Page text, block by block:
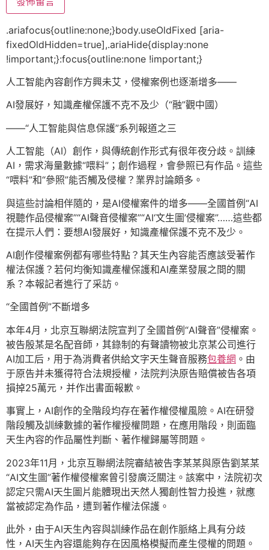
.ariafocus{outline:none;}body.useOldFixed [aria-
fixedOldHidden=true],.ariaHide{display:none
!important;}:focus{outline:none !important;}
人工智能內容創作方興未艾，侵權案例也逐漸增多——
AI發展好，知識產權保護不克不及少（“融”觀中國）
——“人工智能與信息保護”系列報道之三
人工智能（AI）創作，與傳統創作形式有很年夜分歧。訓練
AI，需求海量數據“喂料”；創作過程，會參照已有作品。這些
“喂料”和“參照”能否觸及侵權？業界討論頗多。
與這些討論相伴隨的，是AI侵權案件的增多——全國首例“AI
視聽作品侵權案”“AI聲音侵權案”“AI‘文生圖’侵權案”……這些都
在提示人們：要想AI發展好，知識產權保護不克不及少。
AI創作侵權案例都有哪些特點？其天生內容能否應該受著作
權法保護？若何均衡知識產權保護和AI產業發展之間的關
系？本報記者進行了采訪。
“全國首例”不斷增多
本年4月，北京互聯網法院宣判了全國首例“AI聲音”侵權案。
被告殷某是名配音師，其錄制的有聲讀物被北京某公司進行
AI加工后，用于為消費者供給文字天生聲音服務包養網 。由
于原告并未獲得符合法規授權，法院判決原告賠償被告各項
損掉25萬元，并作出書面報歉。
事實上，AI創作的全階段均存在著作權侵權風險。AI在研發
階段觸及訓練數據的著作權授權問題，在應用階段，則面臨
天生內容的作品屬性判斷、著作權歸屬等問題。
2023年11月，北京互聯網法院審結被告李某某與原告劉某某
“AI文生圖”著作權侵權案曾引發廣泛關注。該案中，法院初次
認定只需AI天生圖片能體現出天然人獨創性智力投進，就應
當被認定為作品，遭到著作權法保護。
此外，由于AI天生內容與訓練作品在創作脈絡上具有分歧
性，AI天生內容還能夠存在因風格模擬而產生侵權的問題。